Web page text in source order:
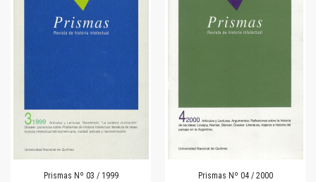
Prismas Nº 03 / 1999
Prismas Nº 04 / 2000